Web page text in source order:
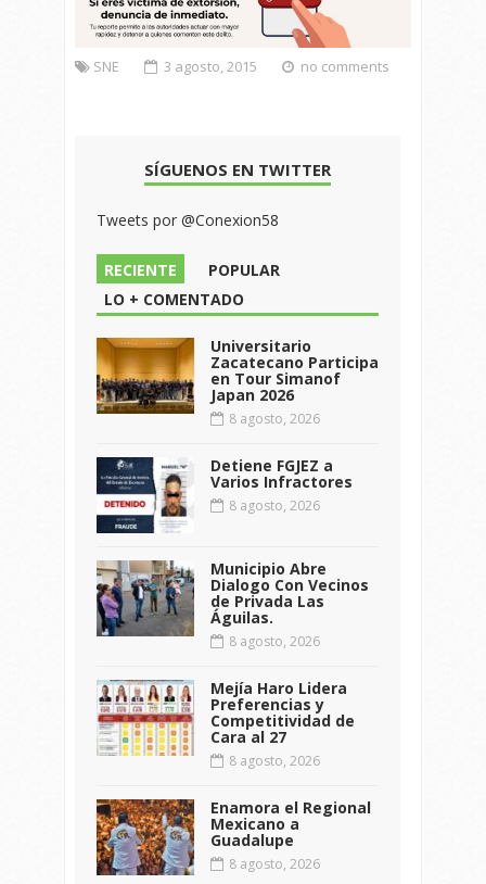
SNE 3 agosto, 2015 no comments
SÍGUENOS EN TWITTER
Tweets por @Conexion58
RECIENTE
POPULAR
LO + COMENTADO
Universitario
Zacatecano Participa
en Tour Simanof
Japan 2026
8 agosto, 2026
Detiene FGJEZ a
Varios Infractores
8 agosto, 2026
Municipio Abre
Dialogo Con Vecinos
de Privada Las
Águilas.
8 agosto, 2026
Mejía Haro Lidera
Preferencias y
Competitividad de
Cara al 27
8 agosto, 2026
Enamora el Regional
Mexicano a
Guadalupe
8 agosto, 2026